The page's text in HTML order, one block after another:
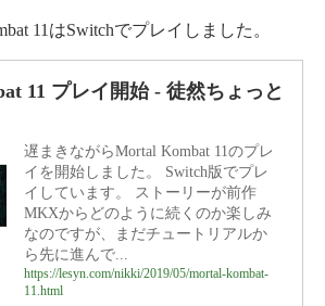
11はSwitchでプレイしました。
11 プレイ開始 - 徒然ちょっと
遅まきながらMortal Kombat 11のプレ
イを開始しました。 Switch版でプレ
イしています。 ストーリーが前作
MKXからどのように続くのか楽しみ
なのですが、まだチュートリアルか
ら先に進んで...
https://lesyn.com/nikki/2019/05/mortal-kombat-
11.html